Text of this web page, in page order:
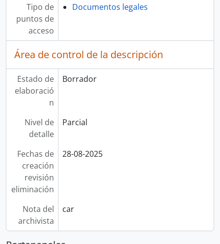
Tipo de
puntos de
acceso
Documentos legales
Área de control de la descripción
Estado de
elaboració
n
Borrador
Nivel de
detalle
Parcial
Fechas de
creación
revisión
eliminación
28-08-2025
Nota del
archivista
car